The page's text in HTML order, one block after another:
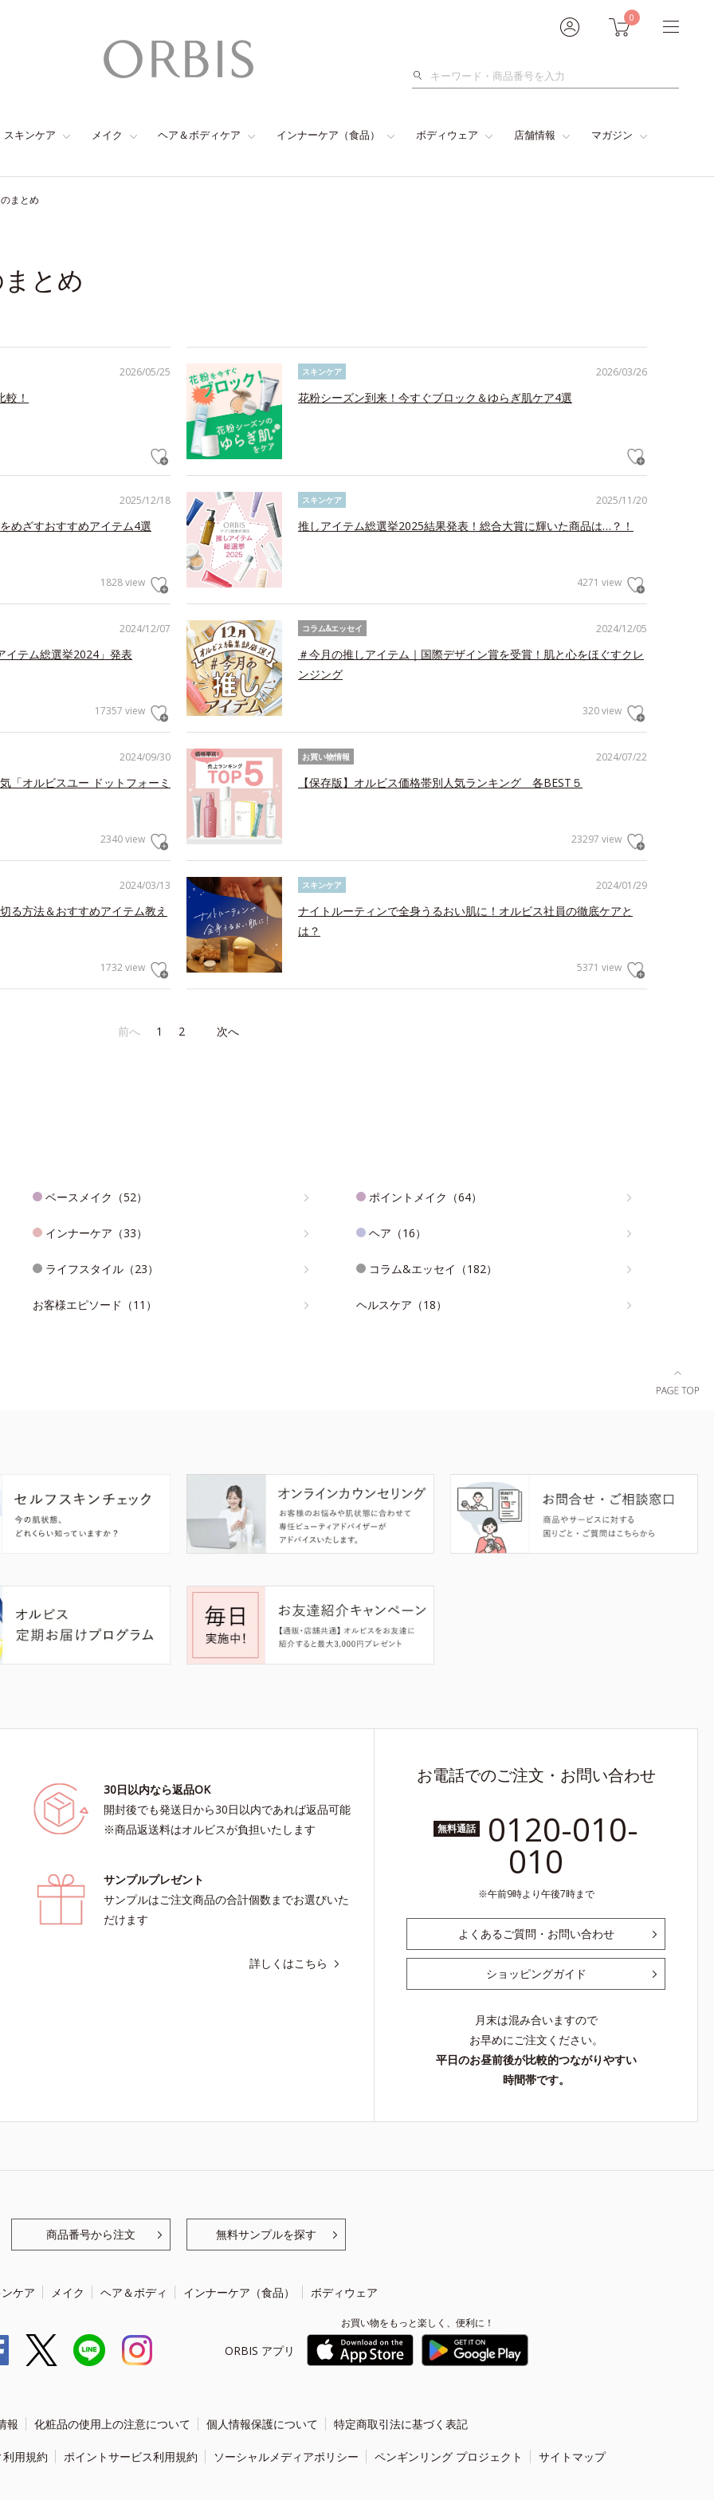
0
検
スキンケア メイク ヘア＆ボディケア インナーケア（食品） ボディウェア 店舗情報 マガジン
まとめ
とめ
2026/05/25
！
2026/03/26
スキンケア
花粉シーズン到来！今すぐブロック＆ゆらぎ肌ケア4選
2025/12/18
めざすおすすめアイテム4選
1828 view
2025/11/20
スキンケア
推しアイテム総選挙2025結果発表！総合大賞に輝いた商品は…？！
4271 view
2024/12/07
イテム総選挙2024」発表
17357 view
2024/12/05
コラム&エッセイ
＃今月の推しアイテム｜国際デザイン賞を受賞！肌と心をほぐすクレ
ンジング
320 view
2024/09/30
「オルビスユー ドットフォーミ
2340 view
2024/07/22
お買い物情報
【保存版】オルビス価格帯別人気ランキング 各BEST５
23297 view
2024/03/13
る方法＆おすすめアイテム教え
1732 view
2024/01/29
スキンケア
ナイトルーティンで全身うるおい肌に！オルビス社員の徹底ケアと
は？
5371 view
前へ 1 2 次へ
ベースメイク（52） ポイントメイク（64）
インナーケア（33） ヘア（16）
ライフスタイル（23） コラム&エッセイ（182）
お客様エピソード（11） ヘルスケア（18）
30日以内なら返品OK
開封後でも発送日から30日以内であれば返品可能
※商品返送料はオルビスが負担いたします
サンプルプレゼント
サンプルはご注文商品の合計個数までお選びいた
だけます
詳しくはこちら
お電話でのご注文・お問い合わせ
無料通話 0120-010-
010
午前9時より午後7時まで
よくあるご質問・お問い合わせ
ショッピングガイド
月末は混み合いますので
お早めにご注文ください。
平日のお昼前後が比較的つながりやすい
時間帯です。
商品番号から注文 無料サンプルを探す
ケア メイク ヘア＆ボディ インナーケア（食品） ボディウェア
ORBIS アプリ
お買い物をもっと楽しく、便利に！
報 化粧品の使用上の注意について 個人情報保護について 特定商取引法に基づく表記
用規約 ポイントサービス利用規約 ソーシャルメディアポリシー ペンギンリング プロジェクト サイトマップ